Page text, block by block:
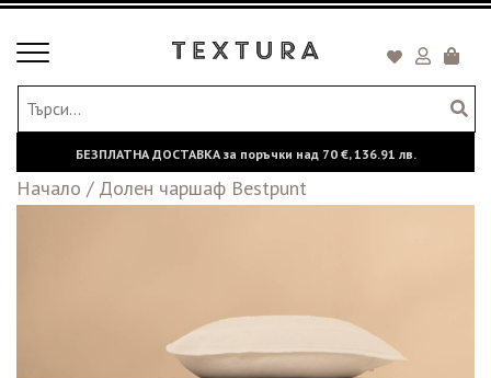
Toggle
БЕЗПЛАТНА ДОСТАВКА за поръчки над 70 €,136.91 лв.
Начало / Долен чаршаф Bestpunt